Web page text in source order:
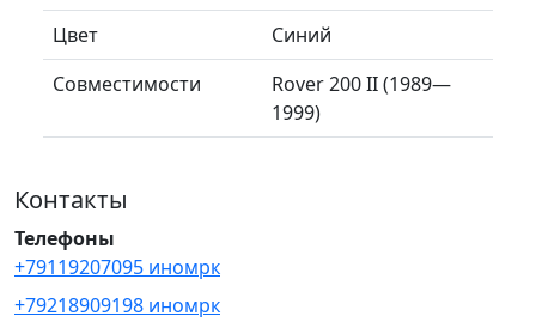
Цвет
Синий
Совместимости
Rover 200 II (1989—
1999)
Контакты
Телефоны
+79119207095 иномрк
+79218909198 иномрк